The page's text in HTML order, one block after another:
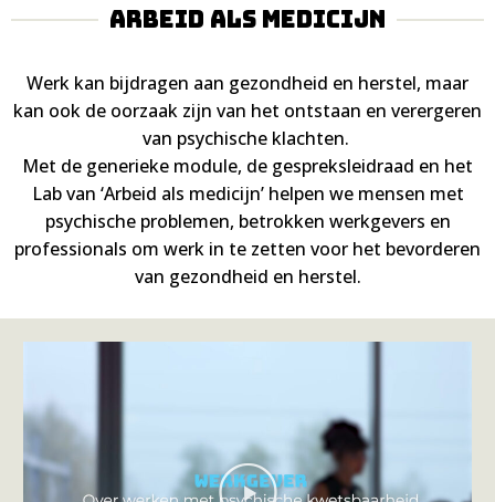
ARBEID ALS MEDICIJN
Werk kan bijdragen aan gezondheid en herstel, maar
kan ook de oorzaak zijn van het ontstaan en verergeren
van psychische klachten.
Met de generieke module, de gespreksleidraad en het
Lab van ‘Arbeid als medicijn’ helpen we mensen met
psychische problemen, betrokken werkgevers en
professionals om werk in te zetten voor het bevorderen
van gezondheid en herstel.